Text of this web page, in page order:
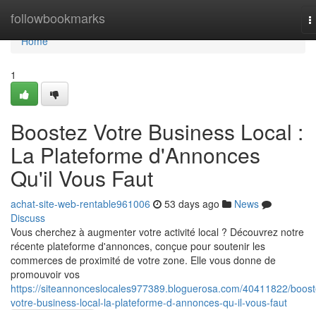
followbookmarks
Home
Home
1
Boostez Votre Business Local :
La Plateforme d'Annonces
Qu'il Vous Faut
achat-site-web-rentable961006 53 days ago
News
Discuss
Vous cherchez à augmenter votre activité local ? Découvrez notre
récente plateforme d'annonces, conçue pour soutenir les
commerces de proximité de votre zone. Elle vous donne de
promouvoir vos
https://siteannonceslocales977389.bloguerosa.com/40411822/
votre-business-local-la-plateforme-d-annonces-qu-il-vous-faut